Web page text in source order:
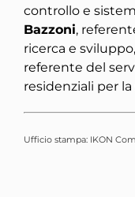
controllo e
Bazzoni,
ricerca e
referente del
residenziali per
Ufficio stampa: IKON